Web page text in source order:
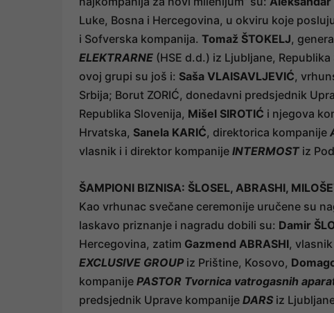
Luke, Bosna i Hercegovina, u okviru koje
i Sofverska kompanija. Tomaž ŠTOKELJ,
ELEKTRARNE (HSE d.d.) iz Ljubljane,
ovoj grupi su još i: Saša VLAISAVLJEVIĆ,
Srbija; Borut ZORIĆ, donedavni predsjednik
Republika Slovenija, Mišel SIROTIĆ i njegova
Hrvatska, Sanela KARIĆ, direktorica kompanije
vlasnik i i direktor kompanije INTERMOST iz
ŠAMPIONI BIZNISA: ŠLOSEL, ABRASHI,
Kao vrhunac svečane ceremonije uručene su
laskavo priznanje i nagradu dobili su: Damir
Hercegovina, zatim Gazmend ABRASHI,
EXCLUSIVE GROUPiz Prištine, Kosovo,
kompanije PASTOR Tvornica vatrogasnih
predsjednik Uprave kompanije DARS iz